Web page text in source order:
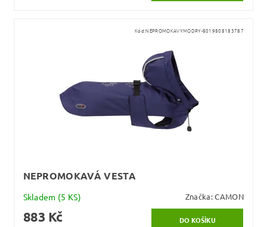
Kód:NEPROMOKAVYMODRY-8019808183787
NEPROMOKAVÁ VESTA
Skladem (5 KS) Značka:CAMON
883 Kč